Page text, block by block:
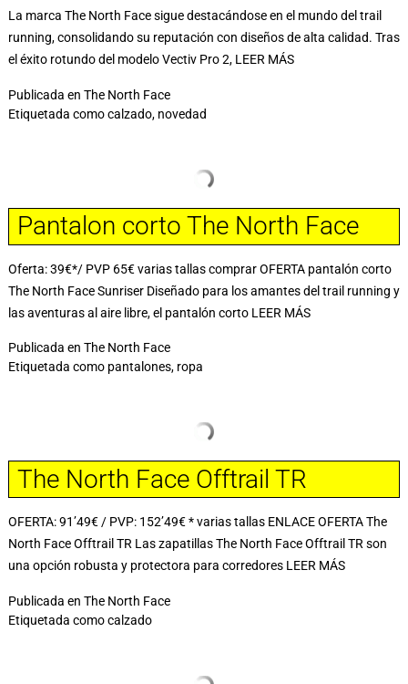
La marca The North Face sigue destacándose en el mundo del trail
running, consolidando su reputación con diseños de alta calidad. Tras
el éxito rotundo del modelo Vectiv Pro 2, LEER MÁS
Publicada en The North Face
Etiquetada comocalzado, novedad
Pantalon corto The North Face
Oferta: 39€*/ PVP 65€ varias tallas comprar OFERTA pantalón corto
The North Face Sunriser Diseñado para los amantes del trail running y
las aventuras al aire libre, el pantalón corto LEER MÁS
Publicada en The North Face
Etiquetada como pantalones, ropa
The North Face Offtrail TR
OFERTA: 91’49€ / PVP: 152’49€ * varias tallas ENLACE OFERTA The
North Face Offtrail TR Las zapatillas The North Face Offtrail TR son
una opción robusta y protectora para corredores LEER MÁS
Publicada en The North Face
Etiquetada comocalzado